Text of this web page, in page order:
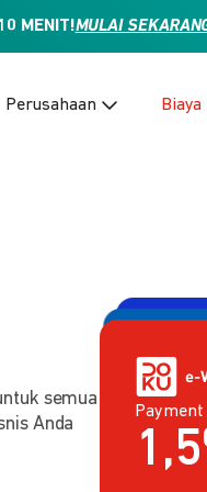
MENIT!MULAI
Perusahaan Biaya
semua
Anda
Payment
Payment